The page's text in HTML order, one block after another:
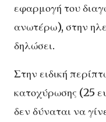
εφαρμογή του
ανωτέρω), στην
δηλώσει.
Στην ειδική
κατοχύρωσης (25
δεν δύναται να